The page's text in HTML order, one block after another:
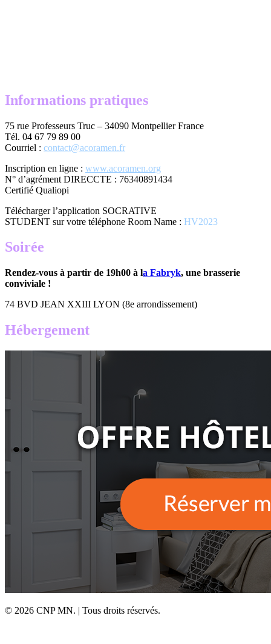
Informations pratiques
75 rue Professeurs Truc – 34090 Montpellier France
Tél. 04 67 79 89 00
Courriel : contact@acoramen.fr
Inscription en ligne : www.acoramen.org
N° d’agrément DIRECCTE : 76340891434
Certifié Qualiopi
Télécharger l’application SOCRATIVE
STUDENT sur votre téléphone Room Name : HV2023
Soirée
Rendez-vous à partir de 19h00 à la Fabryk, une brasserie
conviviale !
74 BVD JEAN XXIII LYON (8e arrondissement)
Hébergement
© 2026 CNP MN. | Tous droits réservés.